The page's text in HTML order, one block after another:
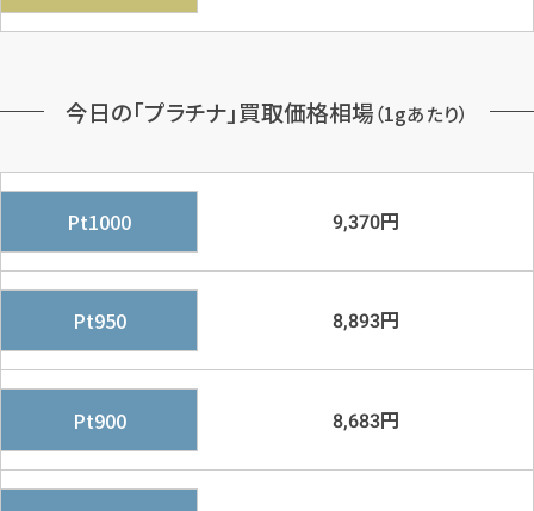
今日の「プラチナ」買取価格相場（1gあたり）
Pt1000 9,370円
Pt950 8,893円
Pt900 8,683円